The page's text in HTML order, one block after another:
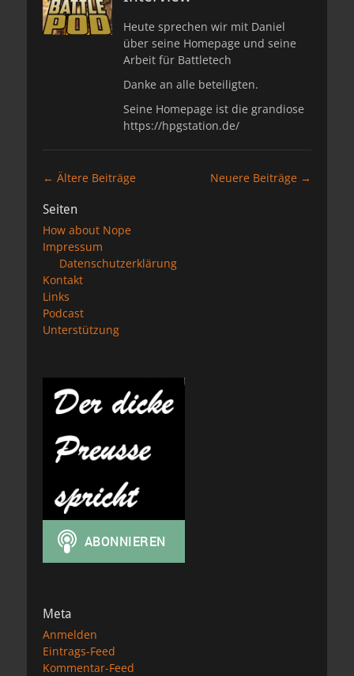
Heute sprechen wir mit Daniel
über seine Homepage und seine
Arbeit für Battletech
Danke an alle beteiligten.
Seine Homepage ist die grandiose
https://hpgstation.de/
Beitragsnavigation
← Ältere Beiträge Neuere Beiträge →
Seiten
How about Nope
Impressum
Datenschutzerklärung
Kontakt
Links
Podcast
Unterstützung
Meta
Anmelden
Eintrags-Feed
Kommentar-Feed